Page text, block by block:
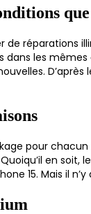
de
les
pour
Quoiqu’il en
15. Mais il